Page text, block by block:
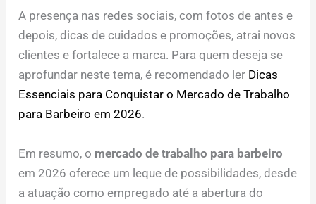
A presença nas redes sociais, com fotos de antes e
depois, dicas de cuidados e promoções, atrai novos
clientes e fortalece a marca. Para quem deseja se
aprofundar neste tema, é recomendado ler Dicas
Essenciais para Conquistar o Mercado de Trabalho
para Barbeiro em 2026.
Em resumo, o mercado de trabalho para barbeiro
em 2026 oferece um leque de possibilidades, desde
a atuação como empregado até a abertura do